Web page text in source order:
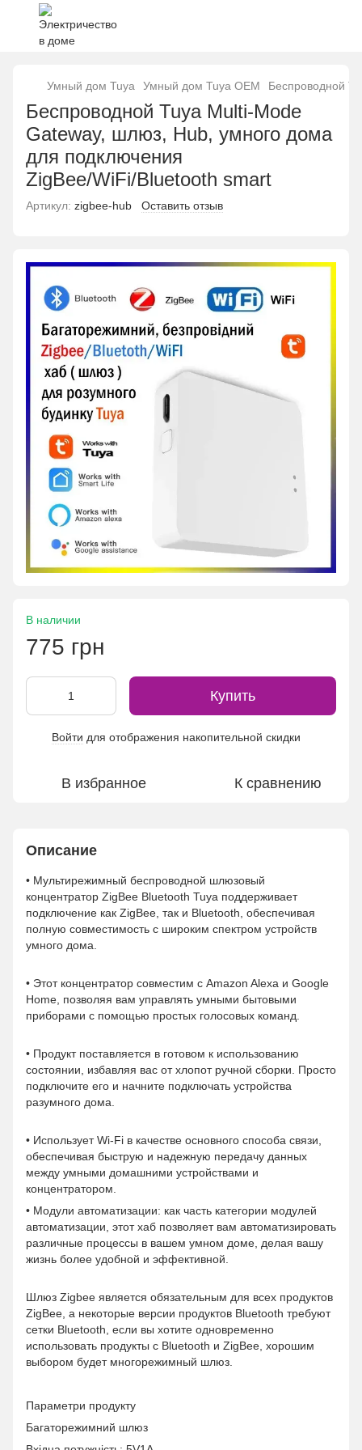
Умный дом Tuya Умный дом Tuya OEM Беспроводной
Беспроводной Tuya Multi-Mode
Gateway, шлюз, Hub, умного дома
для подключения
ZigBee/WiFi/Bluetooth smart
Артикул: zigbee-hub Оставить отзыв
В наличии
775 грн
Купить
Войти для отображения накопительной скидки
В избранное К сравнению
Описание
• Мультирежимный беспроводной шлюзовый
концентратор ZigBee Bluetooth Tuya поддерживает
подключение как ZigBee, так и Bluetooth, обеспечивая
полную совместимость с широким спектром устройств
умного дома.
• Этот концентратор совместим с Amazon Alexa и Google
Home, позволяя вам управлять умными бытовыми
приборами с помощью простых голосовых команд.
• Продукт поставляется в готовом к использованию
состоянии, избавляя вас от хлопот ручной сборки. Просто
подключите его и начните подключать устройства
разумного дома.
• Использует Wi-Fi в качестве основного способа связи,
обеспечивая быструю и надежную передачу данных
между умными домашними устройствами и
концентратором.
• Модули автоматизации: как часть категории модулей
автоматизации, этот хаб позволяет вам автоматизировать
различные процессы в вашем умном доме, делая вашу
жизнь более удобной и эффективной.
Шлюз Zigbee является обязательным для всех продуктов
ZigBee, а некоторые версии продуктов Bluetooth требуют
сетки Bluetooth, если вы хотите одновременно
использовать продукты с Bluetooth и ZigBee, хорошим
выбором будет многорежимный шлюз.
Параметри продукту
Багаторежимний шлюз